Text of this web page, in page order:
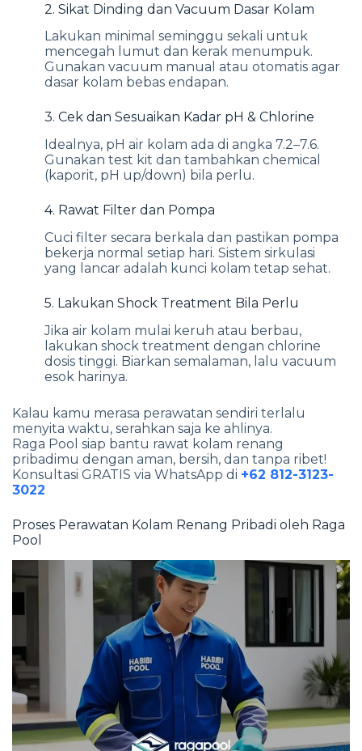
2. Sikat Dinding dan Vacuum Dasar Kolam
Lakukan minimal seminggu sekali untuk
mencegah lumut dan kerak menumpuk.
Gunakan vacuum manual atau otomatis agar
dasar kolam bebas endapan.
3. Cek dan Sesuaikan Kadar pH & Chlorine
Idealnya, pH air kolam ada di angka 7.2–7.6.
Gunakan test kit dan tambahkan chemical
(kaporit, pH up/down) bila perlu.
4. Rawat Filter dan Pompa
Cuci filter secara berkala dan pastikan pompa
bekerja normal setiap hari. Sistem sirkulasi
yang lancar adalah kunci kolam tetap sehat.
5. Lakukan Shock Treatment Bila Perlu
Jika air kolam mulai keruh atau berbau,
lakukan shock treatment dengan chlorine
dosis tinggi. Biarkan semalaman, lalu vacuum
esok harinya.
Kalau kamu merasa perawatan sendiri terlalu
menyita waktu, serahkan saja ke ahlinya.
Raga Pool siap bantu rawat kolam renang
pribadimu dengan aman, bersih, dan tanpa ribet!
Konsultasi GRATIS via WhatsApp di +62 812-3123-
3022
Proses Perawatan Kolam Renang Pribadi oleh Raga
Pool